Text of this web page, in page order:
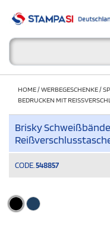
HOME/WERBEGESCHENKE/
EDRUCKEN MIT
Brisky
CODE. 548857